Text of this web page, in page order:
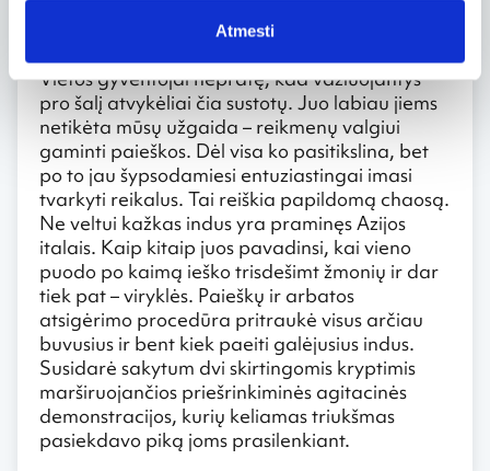
Atmesti
alkaname šudrų gyvenime.
Vietos gyventojai nepratę, kad važiuojantys
pro šalį atvykėliai čia sustotų. Juo labiau jiems
netikėta mūsų užgaida – reikmenų valgiui
gaminti paieškos. Dėl visa ko pasitikslina, bet
po to jau šypsodamiesi entuziastingai imasi
tvarkyti reikalus. Tai reiškia papildomą chaosą.
Ne veltui kažkas indus yra praminęs Azijos
italais. Kaip kitaip juos pavadinsi, kai vieno
puodo po kaimą ieško trisdešimt žmonių ir dar
tiek pat – viryklės. Paieškų ir arbatos
atsigėrimo procedūra pritraukė visus arčiau
buvusius ir bent kiek paeiti galėjusius indus.
Susidarė sakytum dvi skirtingomis kryptimis
marširuojančios priešrinkiminės agitacinės
demonstracijos, kurių keliamas triukšmas
pasiekdavo piką joms prasilenkiant.